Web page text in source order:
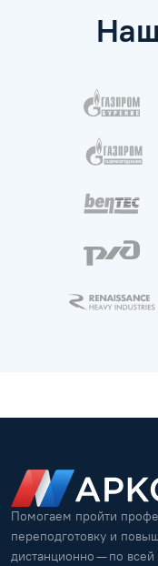
Помогаем пройти
переподготовку и
дистанционно — по